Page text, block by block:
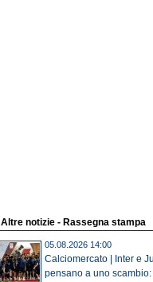
Altre notizie - Rassegna stampa
05.08.2026 14:00
Calciomercato | Inter e
pensano a uno scambio: